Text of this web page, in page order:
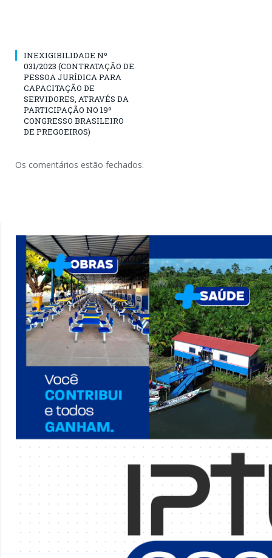
INEXIGIBILIDADE Nº
031/2023 (CONTRATAÇÃO DE
PESSOA JURÍDICA PARA
CAPACITAÇÃO DE
SERVIDORES, ATRAVÉS DA
PARTICIPAÇÃO NO 19º
CONGRESSO BRASILEIRO
DE PREGOEIROS)
Os comentários estão fechados.